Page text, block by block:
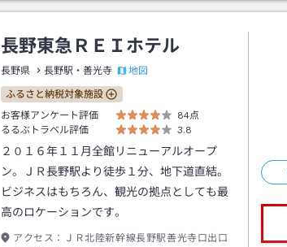
長野東急ＲＥＩホテル
長野県 長野駅・善光寺 地図
ふるさと納税対象施設
お客様アンケート評価
84点
るるぶトラベル評価
3.8
２０１６年１１月全館リニューアルオープ
ン。ＪＲ長野駅より徒歩１分、地下道直結。
ビジネスはもちろん、観光の拠点としても最
高のロケーションです。
アクセス：
ＪＲ北陸新幹線長野駅善光寺口出口